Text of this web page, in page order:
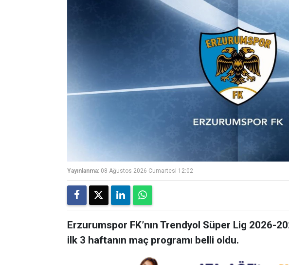
Yayınlanma: 08 Ağustos 2026 Cumartesi 12:02
Erzurumspor FK’nın Trendyol Süper Lig 2026-
ilk 3 haftanın maç programı belli oldu.